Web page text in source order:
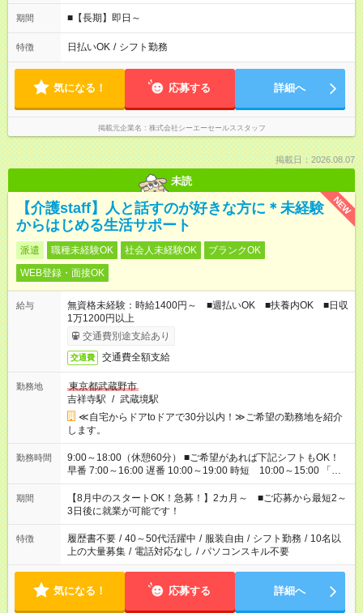
21：30
期間 ■【長期】即日～
特徴 日払いOK / シフト勤務
気になる！ 応募する 詳細へ
掲載元企業名 株式会社シーエーセールススタッフ
掲載日：2026.08.07
未読
NEW
【介護staff】人と話すのが好きな方に＊未経験
からはじめる生活サポート
派遣 職種未経験OK 社会人未経験OK
ブランクOK
WEB登録・面接OK
給与
無資格未経験：時給1400円～ ■週払いOK ■扶養内OK ■日収
1万1200円以上
交通費別途支給あり
交通費 交通費全額支給
勤務地
東京都武蔵野市
吉祥寺駅 / 武蔵境駅
≪自宅からドアtoドアで30分以内！≫ご希望の勤務地を紹介
します。
勤務時間
9:00～18:00（休憩60分） ■ご希望があれば下記シフトもOK！
早番 7:00～16:00 遅番 10:00～19:00 時短 10:00～15:00 「家
族と休みを合わせたい」 「余裕を持って夕飯の準備がしたい」
「できれば残業はしたくない」 など、ご希望を教えてください
ね。 ※Wワーク希望の方へ 今ご覧のお仕事で希望する勤務時間
と、もう1つのお仕事の勤務時間。 合計で週40時間を超える場
合は応募できません。
期間
【8月中のスタートOK！急募！】2カ月～ ■ご応募から最短2～
3日後に就業が可能です！
特徴 履歴書不要 / 40～50代活躍中 / 服装自由 / シフト勤務 / 10名以
上の大量募集 / 電話対応なし / パソコンスキル不要
気になる！ 応募する 詳細へ